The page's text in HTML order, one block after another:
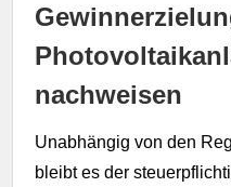
nachweisen
Unabhängig von den
bleibt es der